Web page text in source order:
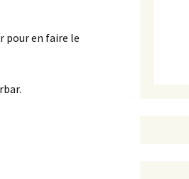
pour en faire le